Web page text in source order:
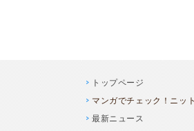
トップページ
マンガでチェック！ニッ
最新ニュース